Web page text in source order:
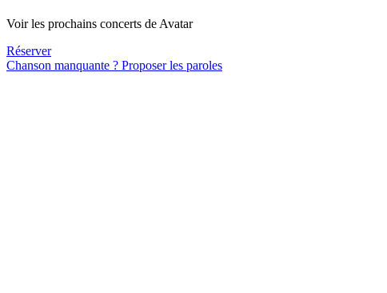
Voir les prochains concerts de Avatar
Réserver
Chanson manquante ? Proposer les paroles